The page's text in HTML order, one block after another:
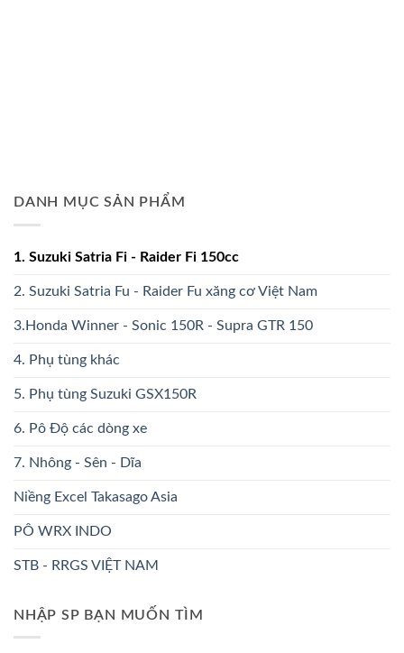
DANH MỤC SẢN PHẨM
1. Suzuki Satria Fi - Raider Fi 150cc
2. Suzuki Satria Fu - Raider Fu xăng cơ Việt Nam
3.Honda Winner - Sonic 150R - Supra GTR 150
4. Phụ tùng khác
5. Phụ tùng Suzuki GSX150R
6. Pô Độ các dòng xe
7. Nhông - Sên - Dĩa
Niềng Excel Takasago Asia
PÔ WRX INDO
STB - RRGS VIỆT NAM
NHẬP SP BẠN MUỐN TÌM